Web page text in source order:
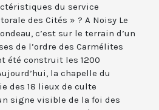
du service
des Cités » ? A Noisy Le
c’est sur le terrain d’un
de l’ordre des Carmélites
été construit les 1200
la chapelle du
des 18 lieux de culte
signe visible de la foi des